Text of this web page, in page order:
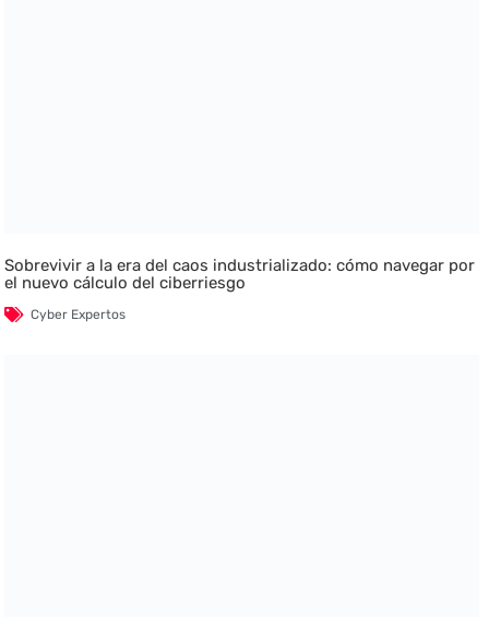
Sobrevivir a la era del caos industrializado: cómo navegar por
el nuevo cálculo del ciberriesgo
Cyber Expertos